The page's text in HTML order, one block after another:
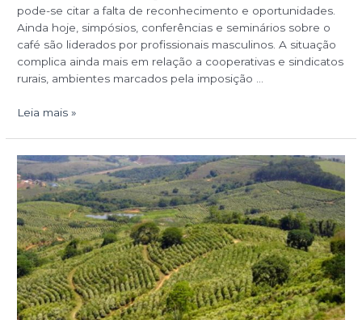
pode-se citar a falta de reconhecimento e oportunidades.
Ainda hoje, simpósios, conferências e seminários sobre o
café são liderados por profissionais masculinos. A situação
complica ainda mais em relação a cooperativas e sindicatos
rurais, ambientes marcados pela imposição …
Leia mais »
Café
especial
do
Brasil:
história,
produção
e
destaques